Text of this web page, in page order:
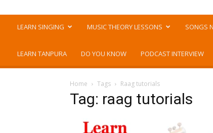
LEARN SINGING MUSIC THEORY LESSONS SONGS
LEARN TANPURA DO YOU KNOW PODCAST INTERVIEW
Home Tags Raag tutorials
Tag: raag tutorials